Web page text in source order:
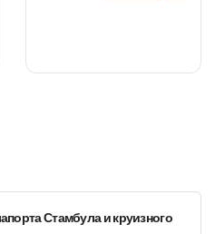
Стамбула и круизного